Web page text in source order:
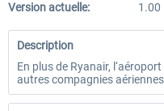
Version actuelle:
1.00
Description
En plus de Ryanair,
autres compagnies